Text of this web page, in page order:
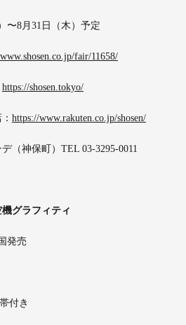
〜8月31日（木）予定
fair/11658/
https://shosen.tokyo/
https://www.rakuten.co.jp/shosen/
（神保町）TEL 03-3295-0011
グラフィティ
発売
付き